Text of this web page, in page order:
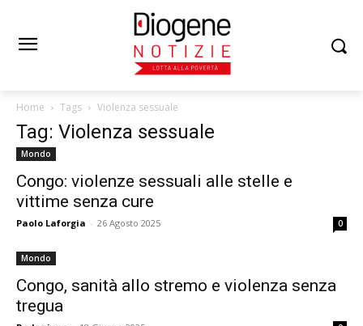
Home Tags Violenza sessuale
Tag: Violenza sessuale
Mondo
Congo: violenze sessuali alle stelle e
vittime senza cure
Paolo Laforgia - 26 Agosto 2025 0
Mondo
Congo, sanità allo stremo e violenza senza
tregua